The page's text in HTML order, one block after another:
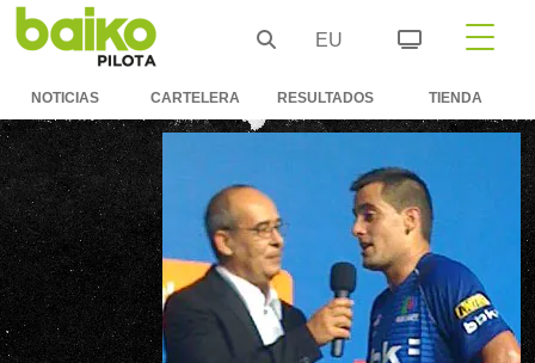
EU
NOTICIAS CARTELERA RESULTADOS TIENDA